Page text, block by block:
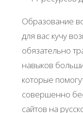
Образование
для вас кучу
обязательно
навыков
которые
совершенно
сайтов на